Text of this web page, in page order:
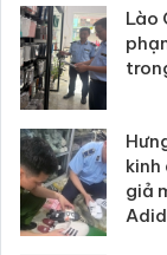
Lào
kinh
giả